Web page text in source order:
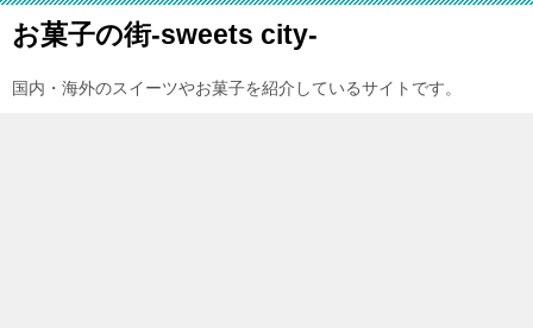
お菓子の街-sweets city-
国内・海外のスイーツやお菓子を紹介しているサイトです。